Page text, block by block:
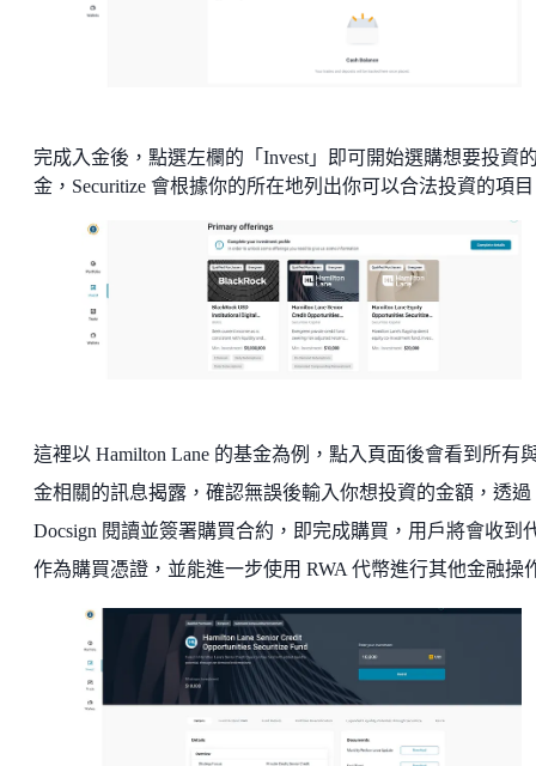
完成入金後，點選左欄的「Invest」即可開始選購想要投資
金，Securitize 會根據你的所在地列出你可以合法投資的項
這裡以 Hamilton Lane 的基金為例，點入頁面後會看到所有
金相關的訊息揭露，確認無誤後輸入你想投資的金額，透過
Docsign 閱讀並簽署購買合約，即完成購買，用戶將會收到
作為購買憑證，並能進一步使用 RWA 代幣進行其他金融操